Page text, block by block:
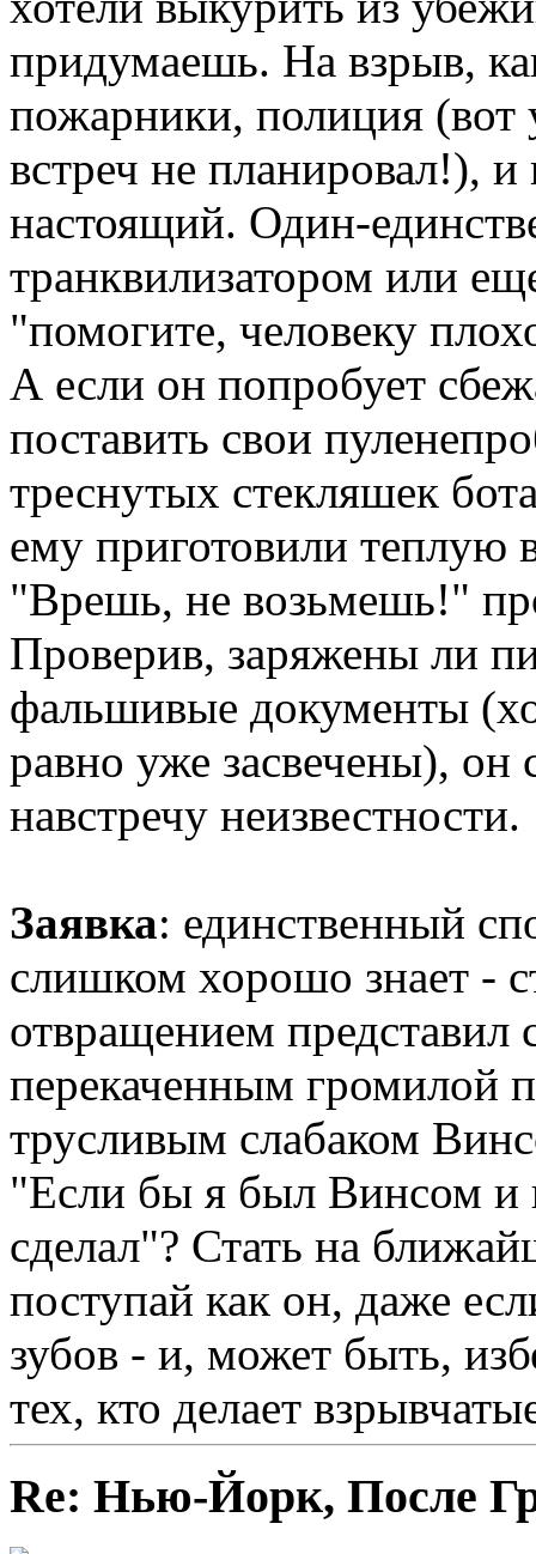
придумаешь. На взрыв,
пожарники, полиция
встреч не планировал!),
настоящий. Один-
транквилизатором или
"помогите, человеку
А если он попробует
поставить свои
треснутых стекляшек
ему приготовили теплую
"Врешь, не возьмешь!"
Проверив, заряжены ли
фальшивые документы
равно уже засвечены), он
навстречу неизвестности.
Заявка: единственный
слишком хорошо знает -
отвращением представил
перекаченным громилой
трусливым слабаком
"Если бы я был Винсом и
сделал"? Стать на
поступай как он, даже
зубов - и, может быть,
тех, кто делает
Re: Нью-Йорк, После